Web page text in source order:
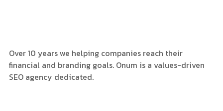
Over 10 years we helping companies reach their
financial and branding goals. Onum is a values-driven
SEO agency dedicated.